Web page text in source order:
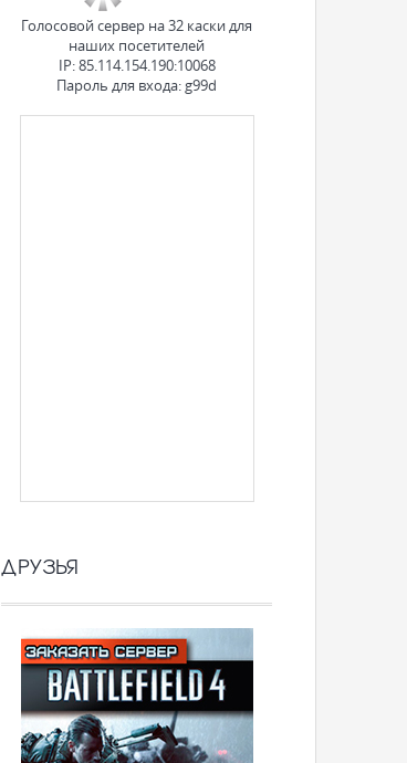
Голосовой сервер на 32 каски для
наших посетителей
IP: 85.114.154.190:10068
Пароль для входа: g99d
ДРУЗЬЯ